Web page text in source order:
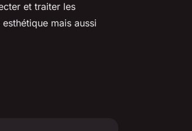
et traiter les
mais aussi